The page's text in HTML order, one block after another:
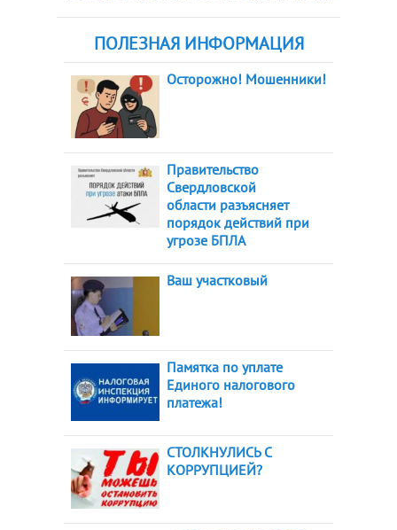
ПОЛЕЗНАЯ ИНФОРМАЦИЯ
Осторожно! Мошенники!
Правительство
Свердловской
области разъясняет
порядок действий при
угрозе БПЛА
Ваш участковый
Памятка по уплате
Единого налогового
платежа!
СТОЛКНУЛИСЬ С
КОРРУПЦИЕЙ?